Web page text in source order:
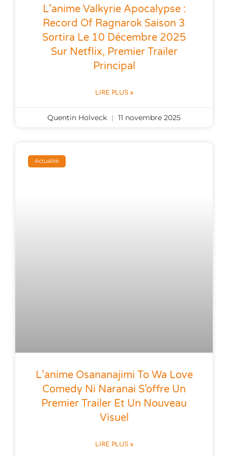
L’anime Valkyrie Apocalypse :
Record Of Ragnarok Saison 3
Sortira Le 10 Décembre 2025
Sur Netflix, Premier Trailer
Principal
LIRE PLUS »
Quentin Holveck 11 novembre 2025
Actualité
L’anime Osananajimi To Wa Love
Comedy Ni Naranai S’offre Un
Premier Trailer Et Un Nouveau
Visuel
LIRE PLUS »